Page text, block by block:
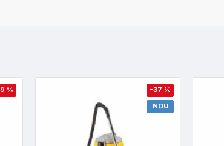
%
NOU
-37 %